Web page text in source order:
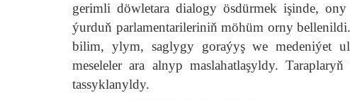
gerimli döwletara dialogy ösdürmek işinde,
ýurduň parlamentarileriniň möhüm orny
bilim, ylym, saglygy goraýyş we medeniýet
meseleler ara alnyp maslahatlaşyldy.
tassyklanyldy.